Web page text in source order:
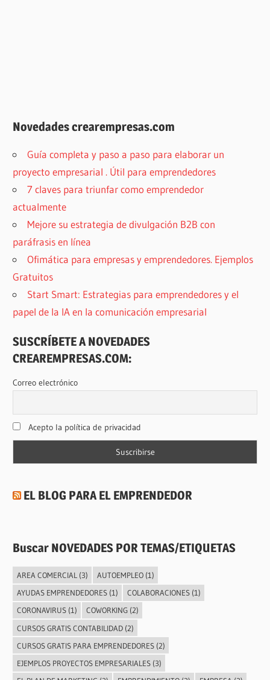
Novedades crearempresas.com
Guía completa y paso a paso para elaborar un
proyecto empresarial . Útil para emprendedores
7 claves para triunfar como emprendedor
actualmente
Mejore su estrategia de divulgación B2B con
paráfrasis en línea
Ofimática para empresas y emprendedores. Ejemplos
Gratuitos
Start Smart: Estrategias para emprendedores y el
papel de la IA en la comunicación empresarial
SUSCRÍBETE A NOVEDADES
CREAREMPRESAS.COM:
Correo electrónico
Acepto la política de privacidad
EL BLOG PARA EL EMPRENDEDOR
Buscar NOVEDADES POR TEMAS/ETIQUETAS
AREA COMERCIAL (3) AUTOEMPLEO(1)
AYUDAS EMPRENDEDORES(1) COLABORACIONES(1)
CORONAVIRUS(1) COWORKING(2)
CURSOS GRATIS CONTABILIDAD(2)
CURSOS GRATIS PARA EMPRENDEDORES(2)
EJEMPLOS PROYECTOS EMPRESARIALES(3)